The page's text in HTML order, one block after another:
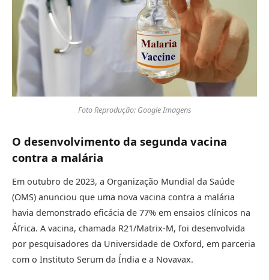
Foto Reprodução: Google Imagens
O desenvolvimento da segunda vacina
contra a malária
Em outubro de 2023, a Organização Mundial da Saúde
(OMS) anunciou que uma nova vacina contra a malária
havia demonstrado eficácia de 77% em ensaios clínicos na
África. A vacina, chamada R21/Matrix-M, foi desenvolvida
por pesquisadores da Universidade de Oxford, em parceria
com o Instituto Serum da Índia e a Novavax.